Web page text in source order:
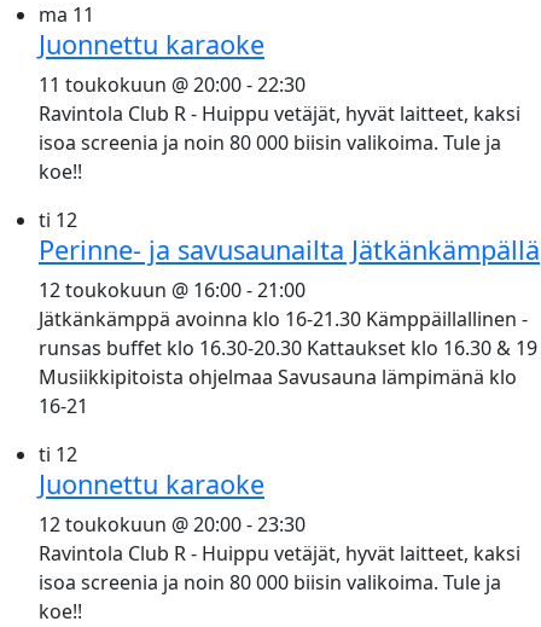
ma 11
Juonnettu karaoke
11 toukokuun @ 20:00-22:30
Ravintola Club R - Huippu vetäjät, hyvät laitteet, kaksi
isoa screenia ja noin 80 000 biisin valikoima. Tule ja
koe!!
ti 12
Perinne- ja savusaunailta Jätkänkämpällä
12 toukokuun @ 16:00-21:00
Jätkänkämppä avoinna klo 16-21.30 Kämppäillallinen -
runsas buffet klo 16.30-20.30 Kattaukset klo 16.30 & 19
Musiikkipitoista ohjelmaa Savusauna lämpimänä klo
16-21
ti 12
Juonnettu karaoke
12 toukokuun @ 20:00-23:30
Ravintola Club R - Huippu vetäjät, hyvät laitteet, kaksi
isoa screenia ja noin 80 000 biisin valikoima. Tule ja
koe!!